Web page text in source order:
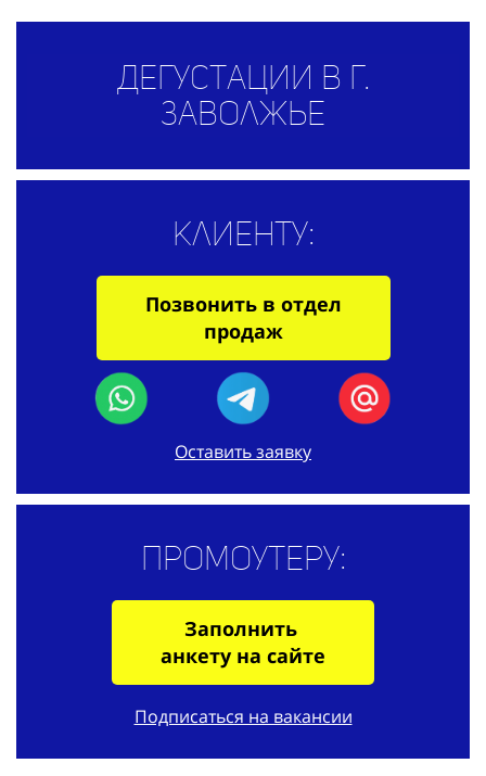
Дегустации в г.
Заволжье
Клиенту:
Позвонить в отдел
продаж
Оставить заявку
Промоутеру:
Заполнить
анкету на сайте
Подписаться на вакансии